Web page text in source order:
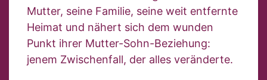
Mutter, seine Familie, seine weit entfernte
Heimat und nähert sich dem wunden
Punkt ihrer Mutter-Sohn-Beziehung:
jenem Zwischenfall, der alles veränderte.